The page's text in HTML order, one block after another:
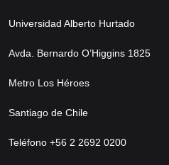
Universidad Alberto Hurtado
Avda. Bernardo O’Higgins 1825
Metro Los Héroes
Santiago de Chile
Teléfono +56 2 2692 0200